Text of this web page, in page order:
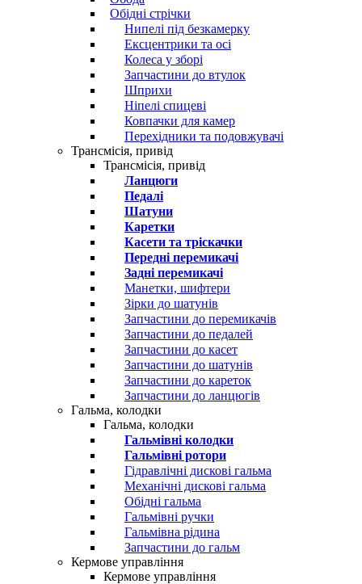
Обідні стрічки
Нипелі під безкамерку
Ексцентрики та осі
Колеса у зборі
Запчастини до втулок
Шприхи
Ніпелі спицеві
Ковпачки для камер
Перехідники та подовжувачі
Трансмісія, привід
Трансмісія, привід
Ланцюги
Педалі
Шатуни
Каретки
Касети та тріскачки
Передні перемикачі
Задні перемикачі
Манетки, шифтери
Зірки до шатунів
Запчастини до перемикачів
Запчастини до педалей
Запчастини до касет
Запчастини до шатунів
Запчастини до кареток
Запчастини до ланцюгів
Гальма, колодки
Гальма, колодки
Гальмівні колодки
Гальмівні ротори
Гідравлічні дискові гальма
Механічні дискові гальма
Обідні гальма
Гальмівні ручки
Гальмівна рідина
Запчастини до гальм
Кермове управління
Кермове управління